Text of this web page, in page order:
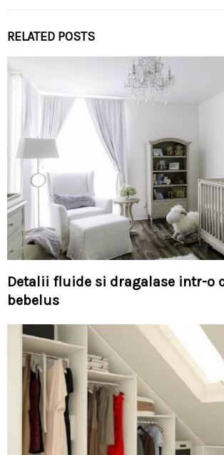
RELATED POSTS
Detalii fluide si dragalase intr-o
bebelus